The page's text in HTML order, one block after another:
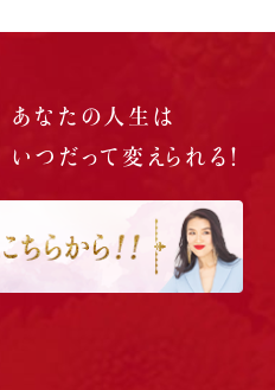
あなたの人生は
いつだって 変えられる！